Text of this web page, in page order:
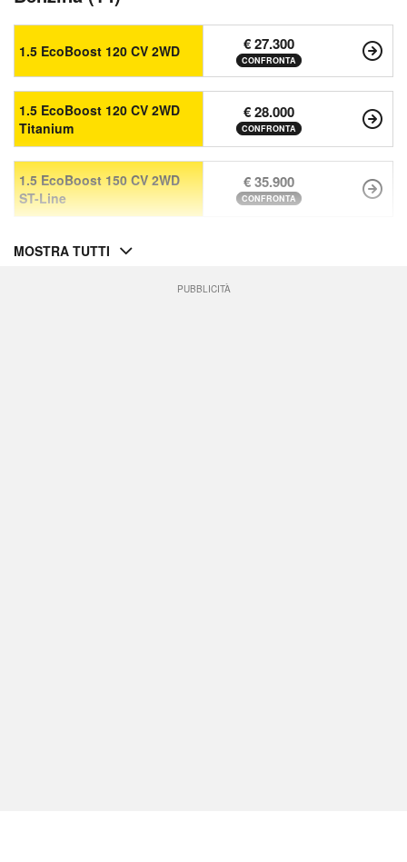
1.5 EcoBoost 120 CV 2WD € 27.300
CONFRONTA
1.5 EcoBoost 120 CV 2WD
Titanium
€ 28.000
CONFRONTA
1.5 EcoBoost 150 CV 2WD
ST-Line
€ 35.900
CONFRONTA
MOSTRA TUTTI
PUBBLICITÀ